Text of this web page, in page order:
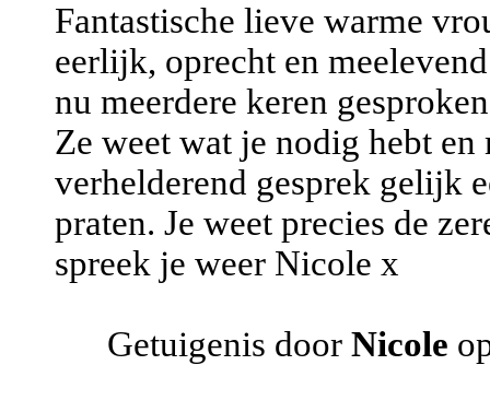
Fantastische lieve warme
eerlijk, oprecht en
nu meerdere keren
Ze weet wat je nodig hebt
verhelderend gesprek gelijk
praten. Je weet precies de
spreek je weer Nicole x
Getuigenis door Nicole